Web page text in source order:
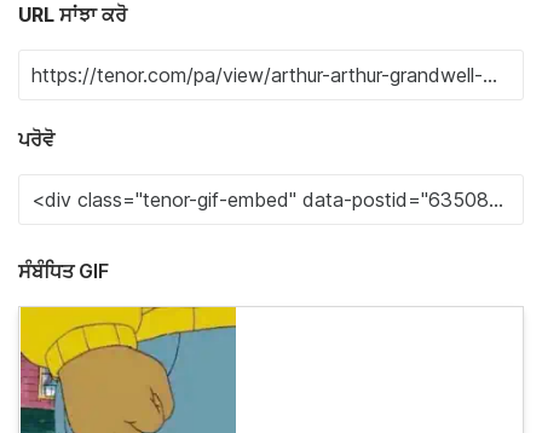
URL ਸਾਂਝਾ ਕਰੋ
ਪਰੋਵੋ
ਸੰਬੰਧਿਤ GIF